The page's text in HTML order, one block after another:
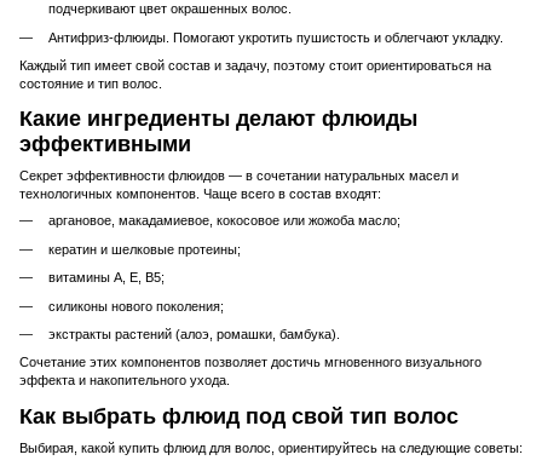
подчеркивают цвет окрашенных волос.
Антифриз-флюиды. Помогают укротить пушистость и облегчают укладку.
Каждый тип имеет свой состав и задачу, поэтому стоит ориентироваться на
состояние и тип волос.
Какие ингредиенты делают флюиды
эффективными
Секрет эффективности флюидов — в сочетании натуральных масел и
технологичных компонентов. Чаще всего в состав входят:
аргановое, макадамиевое, кокосовое или жожоба масло;
кератин и шелковые протеины;
витамины А, Е, В5;
силиконы нового поколения;
экстракты растений (алоэ, ромашки, бамбука).
Сочетание этих компонентов позволяет достичь мгновенного визуального
эффекта и накопительного ухода.
Как выбрать флюид под свой тип волос
Выбирая, какой купить флюид для волос, ориентируйтесь на следующие советы: